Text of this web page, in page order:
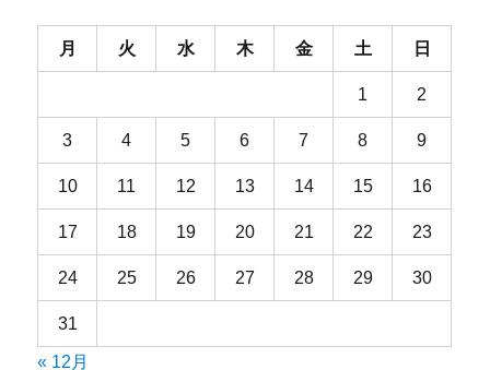
月 火 水 木 金 土 日
1 2
3 4 5 6 7 8 9
10 11 12 13 14 15 16
17 18 19 20 21 22 23
24 25 26 27 28 29 30
31
« 12月